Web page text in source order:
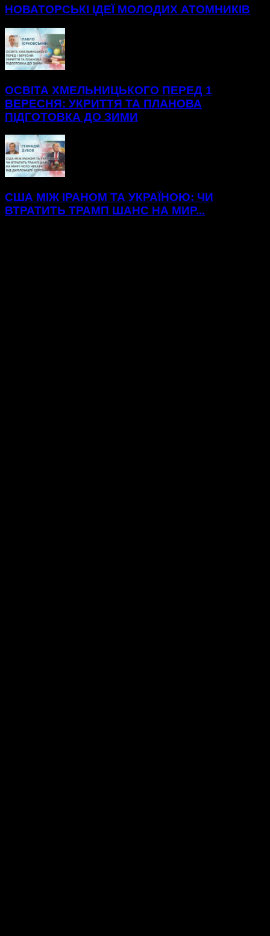
НОВАТОРСЬКІ ІДЕЇ МОЛОДИХ АТОМНИКІВ
ОСВІТА ХМЕЛЬНИЦЬКОГО ПЕРЕД 1
ВЕРЕСНЯ: УКРИТТЯ ТА ПЛАНОВА
ПІДГОТОВКА ДО ЗИМИ
США МІЖ ІРАНОМ ТА УКРАЇНОЮ: ЧИ
ВТРАТИТЬ ТРАМП ШАНС НА МИР...